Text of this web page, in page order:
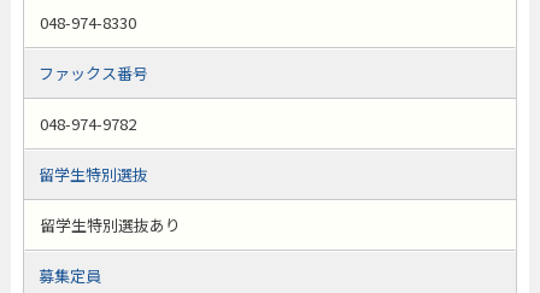
048-974-8330
ファックス番号
048-974-9782
留学生特別選抜
留学生特別選抜あり
募集定員